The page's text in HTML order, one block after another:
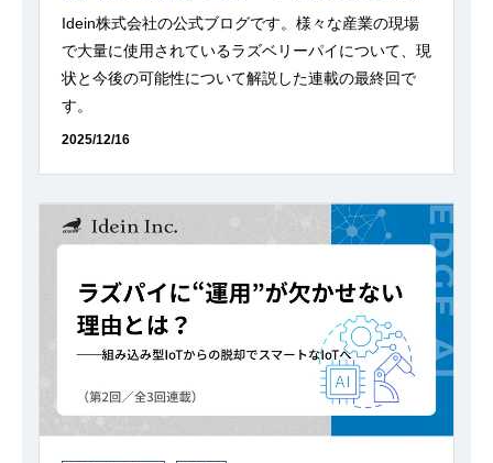
Idein株式会社の公式ブログです。様々な産業の現場
で大量に使用されているラズベリーパイについて、現
状と今後の可能性について解説した連載の最終回で
す。
2025/12/16